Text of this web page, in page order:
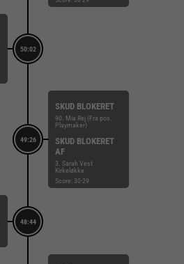
50:02
49:26
SKUD BLOKERET
90. Mia Rej (Fra pos.
Playmaker)
SKUD BLOKERET
AF
3. Sarah Vest
Kirkeløkke
Score: 30-29
48:44